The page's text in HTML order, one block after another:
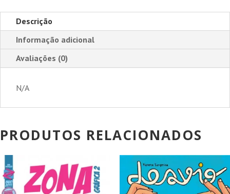
Descrição
Informação adicional
Avaliações (0)
N/A
PRODUTOS RELACIONADOS
PROMOÇÃO!